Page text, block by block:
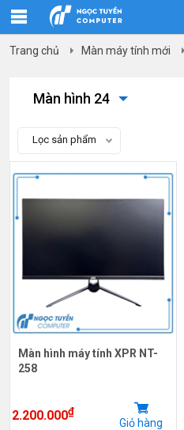
Trang chủ Màn máy tính mới
Màn hình 24
Lọc sản phẩm
Màn hình máy tính XPR NT-
258
2.200.000₫
Giỏ hàng